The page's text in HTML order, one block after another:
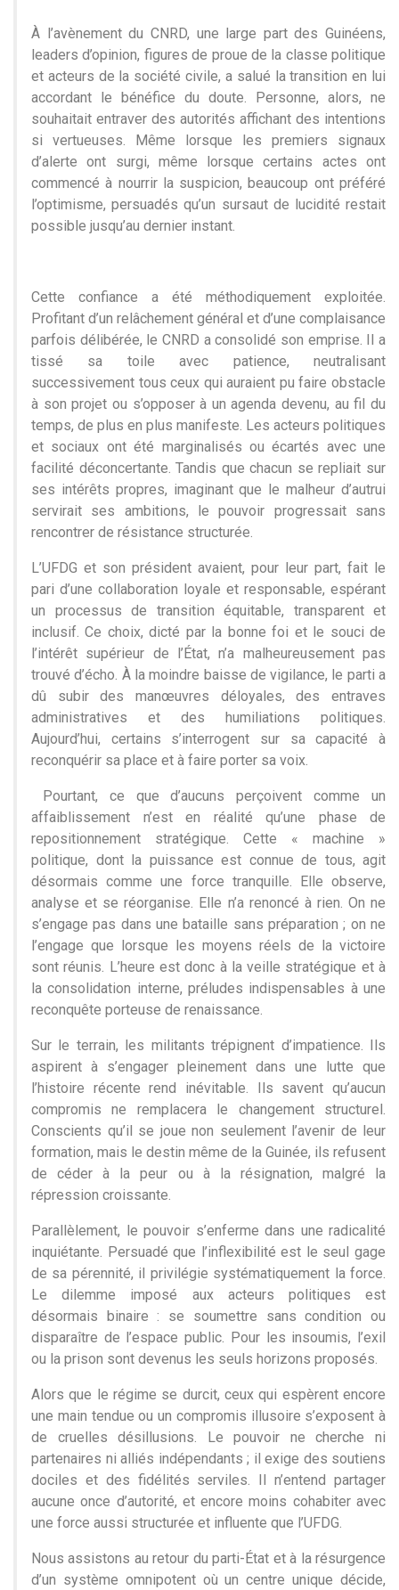
À l’avènement du CNRD, une large part des Guinéens,
leaders d’opinion, figures de proue de la classe politique
et acteurs de la société civile, a salué la transition en lui
accordant le bénéfice du doute. Personne, alors, ne
souhaitait entraver des autorités affichant des intentions
si vertueuses. Même lorsque les premiers signaux
d’alerte ont surgi, même lorsque certains actes ont
commencé à nourrir la suspicion, beaucoup ont préféré
l’optimisme, persuadés qu’un sursaut de lucidité restait
possible jusqu’au dernier instant.
Cette confiance a été méthodiquement exploitée.
Profitant d’un relâchement général et d’une complaisance
parfois délibérée, le CNRD a consolidé son emprise. Il a
tissé sa toile avec patience, neutralisant
successivement tous ceux qui auraient pu faire obstacle
à son projet ou s’opposer à un agenda devenu, au fil du
temps, de plus en plus manifeste. Les acteurs politiques
et sociaux ont été marginalisés ou écartés avec une
facilité déconcertante. Tandis que chacun se repliait sur
ses intérêts propres, imaginant que le malheur d’autrui
servirait ses ambitions, le pouvoir progressait sans
rencontrer de résistance structurée.
L’UFDG et son président avaient, pour leur part, fait le
pari d’une collaboration loyale et responsable, espérant
un processus de transition équitable, transparent et
inclusif. Ce choix, dicté par la bonne foi et le souci de
l’intérêt supérieur de l’État, n’a malheureusement pas
trouvé d’écho. À la moindre baisse de vigilance, le parti a
dû subir des manœuvres déloyales, des entraves
administratives et des humiliations politiques.
Aujourd’hui, certains s’interrogent sur sa capacité à
reconquérir sa place et à faire porter sa voix.
Pourtant, ce que d’aucuns perçoivent comme un
affaiblissement n’est en réalité qu’une phase de
repositionnement stratégique. Cette « machine »
politique, dont la puissance est connue de tous, agit
désormais comme une force tranquille. Elle observe,
analyse et se réorganise. Elle n’a renoncé à rien. On ne
s’engage pas dans une bataille sans préparation ; on ne
l’engage que lorsque les moyens réels de la victoire
sont réunis. L’heure est donc à la veille stratégique et à
la consolidation interne, préludes indispensables à une
reconquête porteuse de renaissance.
Sur le terrain, les militants trépignent d’impatience. Ils
aspirent à s’engager pleinement dans une lutte que
l’histoire récente rend inévitable. Ils savent qu’aucun
compromis ne remplacera le changement structurel.
Conscients qu’il se joue non seulement l’avenir de leur
formation, mais le destin même de la Guinée, ils refusent
de céder à la peur ou à la résignation, malgré la
répression croissante.
Parallèlement, le pouvoir s’enferme dans une radicalité
inquiétante. Persuadé que l’inflexibilité est le seul gage
de sa pérennité, il privilégie systématiquement la force.
Le dilemme imposé aux acteurs politiques est
désormais binaire : se soumettre sans condition ou
disparaître de l’espace public. Pour les insoumis, l’exil
ou la prison sont devenus les seuls horizons proposés.
Alors que le régime se durcit, ceux qui espèrent encore
une main tendue ou un compromis illusoire s’exposent à
de cruelles désillusions. Le pouvoir ne cherche ni
partenaires ni alliés indépendants ; il exige des soutiens
dociles et des fidélités serviles. Il n’entend partager
aucune once d’autorité, et encore moins cohabiter avec
une force aussi structurée et influente que l’UFDG.
Nous assistons au retour du parti-État et à la résurgence
d’un système omnipotent où un centre unique décide,